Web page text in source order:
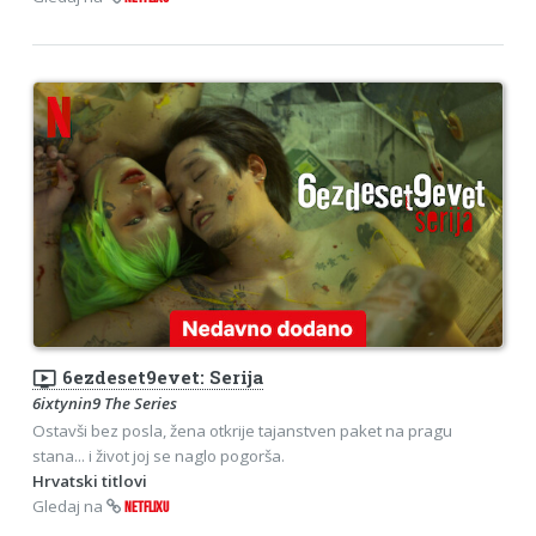
ondemand_video 6ezdeset9evet: Serija
6ixtynin9 The Series
Ostavši bez posla, žena otkrije tajanstven paket na pragu
stana... i život joj se naglo pogorša.
Hrvatski titlovi
Gledaj na
NETFLIXU